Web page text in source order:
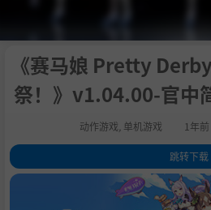
《赛马娘 Pretty
祭！》v1.04.00-官中
动作游戏 单机游戏 1年前
跳转下载
1.关于这款游戏